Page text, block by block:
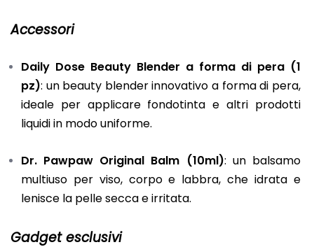
Accessori
Daily Dose Beauty Blender a forma di pera (1
pz): un beauty blender innovativo a forma di pera,
ideale per applicare fondotinta e altri prodotti
liquidi in modo uniforme.
Dr. Pawpaw Original Balm (10ml): un balsamo
multiuso per viso, corpo e labbra, che idrata e
lenisce la pelle secca e irritata.
Gadget esclusivi